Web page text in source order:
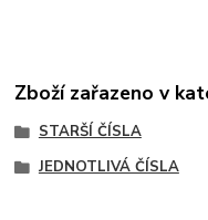
Zboží zařazeno v
STARŠÍ ČÍSLA
JEDNOTLIVÁ ČÍSLA